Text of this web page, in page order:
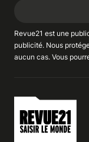
Revue21 est une
publicité. Nous
aucun cas. Vous